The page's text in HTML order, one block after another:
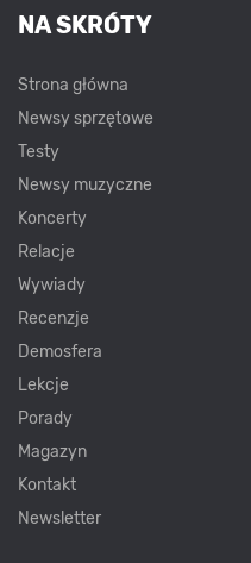
NA SKRÓTY
Strona główna
Newsy sprzętowe
Testy
Newsy muzyczne
Koncerty
Relacje
Wywiady
Recenzje
Demosfera
Lekcje
Porady
Magazyn
Kontakt
Newsletter